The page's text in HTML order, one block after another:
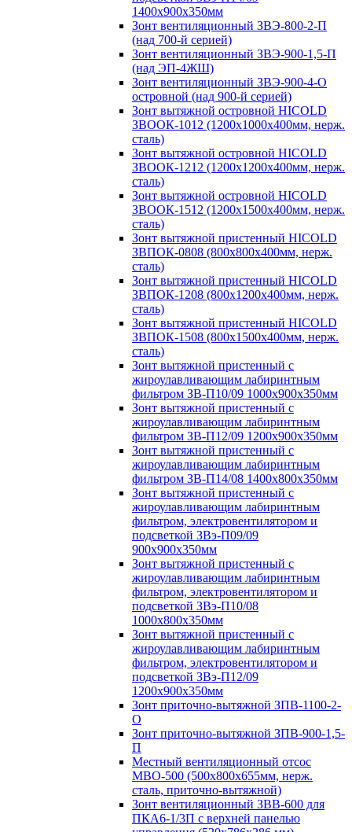
1400х900х350мм
Зонт вентиляционный ЗВЭ-800-2-П
(над 700-й серией)
Зонт вентиляционный ЗВЭ-900-1,5-П
(над ЭП-4ЖШ)
Зонт вентиляционный ЗВЭ-900-4-О
островной (над 900-й серией)
Зонт вытяжной островной HICOLD
ЗВООК-1012 (1200х1000х400мм, нерж.
сталь)
Зонт вытяжной островной HICOLD
ЗВООК-1212 (1200x1200x400мм, нерж.
сталь)
Зонт вытяжной островной HICOLD
ЗВООК-1512 (1200х1500х400мм, нерж.
сталь)
Зонт вытяжной пристенный HICOLD
ЗВПОК-0808 (800х800х400мм, нерж.
сталь)
Зонт вытяжной пристенный HICOLD
ЗВПОК-1208 (800х1200х400мм, нерж.
сталь)
Зонт вытяжной пристенный HICOLD
ЗВПОК-1508 (800х1500х400мм, нерж.
сталь)
Зонт вытяжной пристенный с
жироулавливающим лабиринтным
фильтром ЗВ-П10/09 1000х900х350мм
Зонт вытяжной пристенный с
жироулавливающим лабиринтным
фильтром ЗВ-П12/09 1200х900х350мм
Зонт вытяжной пристенный с
жироулавливающим лабиринтным
фильтром ЗВ-П14/08 1400х800х350мм
Зонт вытяжной пристенный с
жироулавливающим лабиринтным
фильтром, электровентилятором и
подсветкой ЗВэ-П09/09
900х900х350мм
Зонт вытяжной пристенный с
жироулавливающим лабиринтным
фильтром, электровентилятором и
подсветкой ЗВэ-П10/08
1000х800х350мм
Зонт вытяжной пристенный с
жироулавливающим лабиринтным
фильтром, электровентилятором и
подсветкой ЗВэ-П12/09
1200х900х350мм
Зонт приточно-вытяжной ЗПВ-1100-2-
О
Зонт приточно-вытяжной ЗПВ-900-1,5-
П
Местный вентиляционный отсос
МВО-500 (500х800х655мм, нерж.
сталь, приточно-вытяжной)
Зонт вентиляционный ЗВВ-600 для
ПКА6-1/3П с верхней панелью